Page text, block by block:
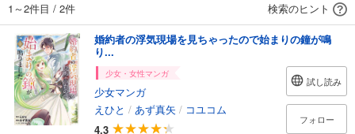
1～2件目 / 2件 検索のヒント
婚約者の浮気現場を見ちゃったので始まりの鐘が鳴
り...
少女・女性マンガ
少女マンガ
えひと / あず真矢 / コユコム
4.3
試し読み
フォロー